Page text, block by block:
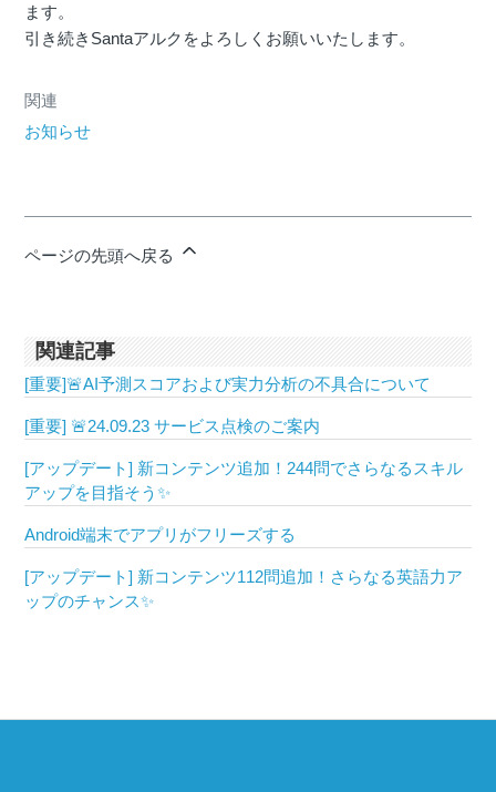
ます。
引き続きSantaアルクをよろしくお願いいたします。
関連
お知らせ
ページの先頭へ戻る
関連記事
[重要]🚨AI予測スコアおよび実力分析の不具合について
[重要] 🚨24.09.23 サービス点検のご案内
[アップデート] 新コンテンツ追加！244問でさらなるスキル
アップを目指そう✨
Android端末でアプリがフリーズする
[アップデート] 新コンテンツ112問追加！さらなる英語力ア
ップのチャンス✨